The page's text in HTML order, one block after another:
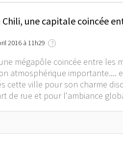
Chili, une capitale coincée
2016 à 11h29
?
mégapôle coincée entre les
atmosphérique importante....
cette ville pour son charme
de rue et pour l'ambiance